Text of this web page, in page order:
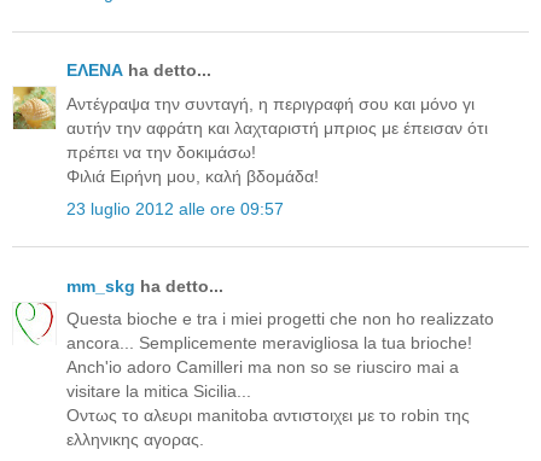
ΕΛΕΝΑ ha detto...
Αντέγραψα την συνταγή, η περιγραφή σου και μόνο γι
αυτήν την αφράτη και λαχταριστή μπριος με έπεισαν ότι
πρέπει να την δοκιμάσω!
Φιλιά Ειρήνη μου, καλή βδομάδα!
23 luglio 2012 alle ore 09:57
mm_skg ha detto...
Questa bioche e tra i miei progetti che non ho realizzato
ancora... Semplicemente meravigliosa la tua brioche!
Anch'io adoro Camilleri ma non so se riusciro mai a
visitare la mitica Sicilia...
Οντως το αλευρι manitoba αντιστοιχει με το robin της
ελληνικης αγορας.